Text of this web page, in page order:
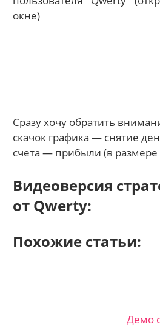
окне)
Сразу хочу обратить
скачок графика — снятие
счета — прибыли (в размере
Видеоверсия
от Qwerty:
Похожие статьи:
Демо